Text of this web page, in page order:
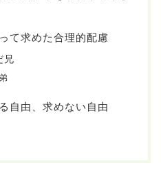
て求めた合理的配慮
兄
自由、求めない自由